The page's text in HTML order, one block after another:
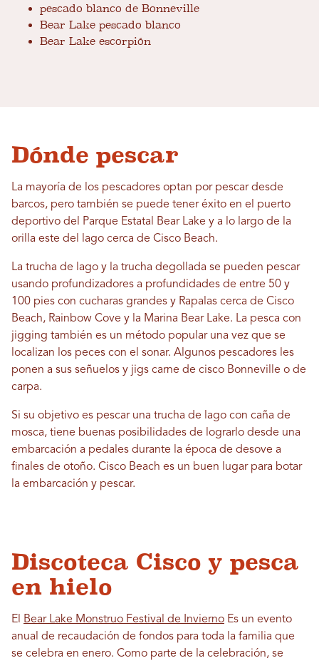
pescado blanco de Bonneville
Bear Lake pescado blanco
Bear Lake escorpión
Dónde pescar
La mayoría de los pescadores optan por pescar desde
barcos, pero también se puede tener éxito en el puerto
deportivo del Parque Estatal Bear Lake y a lo largo de la
orilla este del lago cerca de Cisco Beach.
La trucha de lago y la trucha degollada se pueden pescar
usando profundizadores a profundidades de entre 50 y
100 pies con cucharas grandes y Rapalas cerca de Cisco
Beach, Rainbow Cove y la Marina Bear Lake. La pesca con
jigging también es un método popular una vez que se
localizan los peces con el sonar. Algunos pescadores les
ponen a sus señuelos y jigs carne de cisco Bonneville o de
carpa.
Si su objetivo es pescar una trucha de lago con caña de
mosca, tiene buenas posibilidades de lograrlo desde una
embarcación a pedales durante la época de desove a
finales de otoño. Cisco Beach es un buen lugar para botar
la embarcación y pescar.
Discoteca Cisco y pesca
en hielo
El Bear Lake Monstruo Festival de Invierno Es un evento
anual de recaudación de fondos para toda la familia que
se celebra en enero. Como parte de la celebración, se